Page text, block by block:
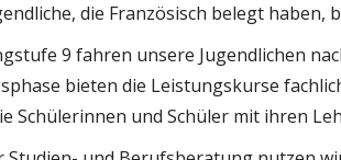
die Französisch belegt
9 fahren unsere Jugendlichen
bieten die Leistungskurse
Schülerinnen und Schüler mit ihren